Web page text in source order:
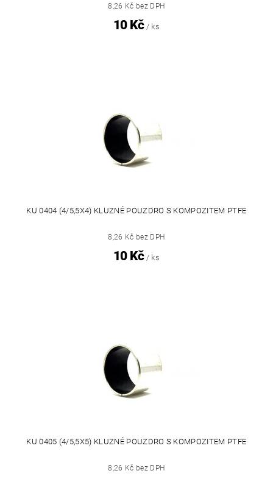
8,26 Kč bez DPH
10 Kč / ks
KU 0404 (4/5,5X4) KLUZNÉ POUZDRO S KOMPOZITEM PTFE
8,26 Kč bez DPH
10 Kč / ks
KU 0405 (4/5,5X5) KLUZNÉ POUZDRO S KOMPOZITEM PTFE
8,26 Kč bez DPH